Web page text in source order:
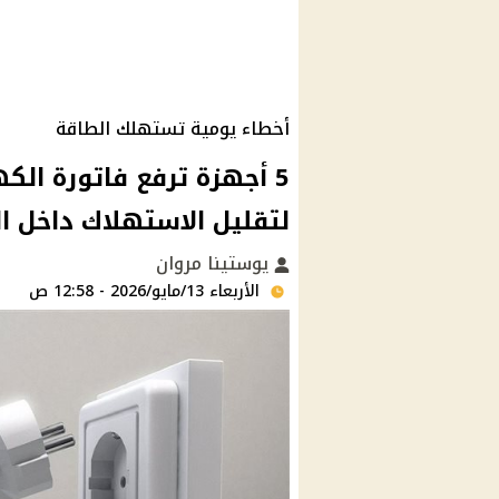
أخطاء يومية تستهلك الطاقة
5 أجهزة ترفع فاتورة
لتقليل الاستهلاك داخل
يوستينا مروان
الأربعاء 13/مايو/2026 - 12:58 ص